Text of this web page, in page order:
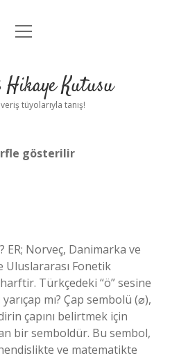
Anasayfa
Uyarı
menüyü
Kutusu
tüyolarıyla tanış!
gösterilir
ER; Norveç, Danimarka ve
Uluslararası Fonetik
Türkçedeki “ö” sesine
mı? Çap sembolü (⌀),
çapını belirtmek için
bir semboldür. Bu sembol,
ve matematikte